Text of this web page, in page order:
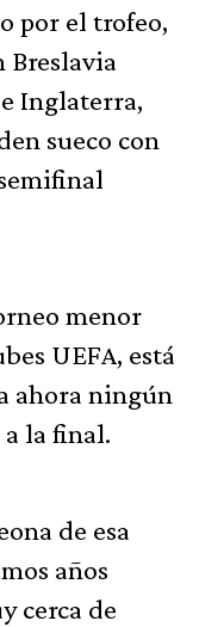
por el trofeo,
Breslavia
Inglaterra,
sueco con
menor
UEFA, está
ahora ningún
la final.
de esa
años
cerca de